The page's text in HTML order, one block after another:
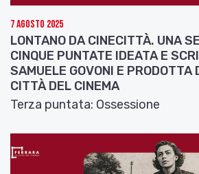
7 Agosto 2025
LONTANO DA CINECITTÀ. UNA
CINQUE PUNTATE IDEATA E
SAMUELE GOVONI E PRODOTTA
CITTÀ DEL CINEMA
Terza puntata: Ossessione